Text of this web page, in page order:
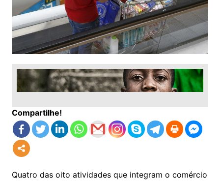
Compartilhe!
Quatro das oito atividades que integram o comércio